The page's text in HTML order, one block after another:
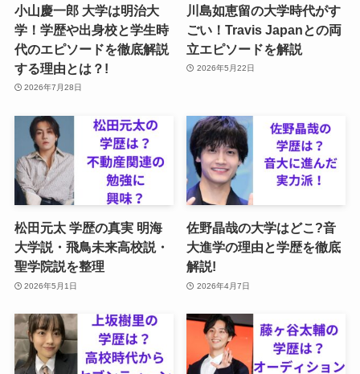
小山慶一郎 大学は明治大
学！学歴や出身校と学生時
代のエピソードを徹底解説
する理由とは？!
2026年7月28日
川島如恵留の大学時代がす
ごい！Travis Japanとの両
立エピソードを解説
2026年5月22日
松田元太 学歴の真実 明海
大学説・飛鳥未来高校説・
聖学院説を整理
2026年5月1日
佐野晶哉の大学はどこ?音
大進学の理由と学歴を徹底
解説!
2026年4月7日